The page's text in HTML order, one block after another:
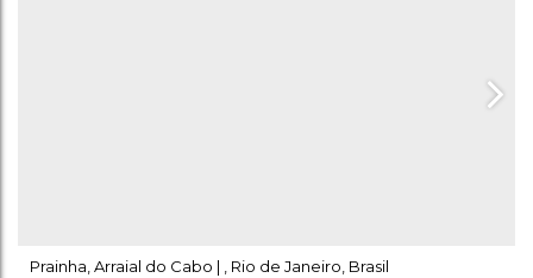
Prainha Arraial do Cabo Rio de Janeiro Brasil